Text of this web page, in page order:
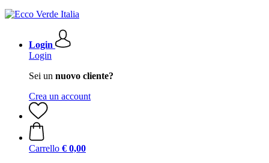
Login
Login
Sei un nuovo cliente?
Crea un account
Carrello € 0,00